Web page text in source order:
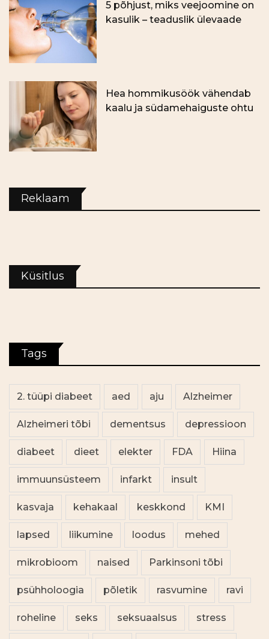
5 põhjust, miks veejoomine on
kasulik – teaduslik ülevaade
Hea hommikusöök vähendab
kaalu ja südamehaiguste ohtu
Reklaam
Küsitlus
Tags
2. tüüpi diabeet aed aju Alzheimer
Alzheimeri tõbi dementsus depressioon
diabeet dieet elekter FDA Hiina
immuunsüsteem infarkt insult
kasvaja kehakaal keskkond KMI
lapsed liikumine loodus mehed
mikrobioom naised Parkinsoni tõbi
psühholoogia põletik rasvumine ravi
roheline seks seksuaalsus stress